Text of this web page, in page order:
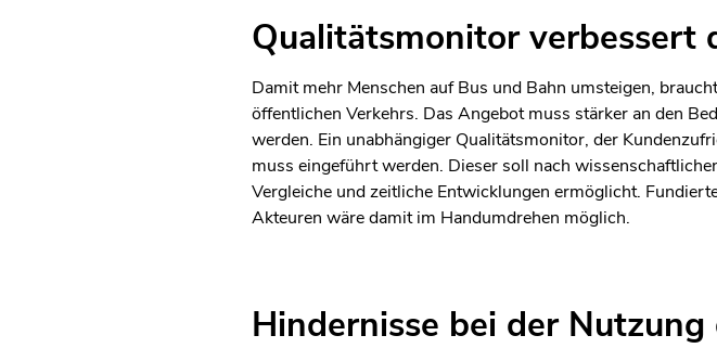
Qualitätsmonitor verbessert
Damit mehr Menschen auf Bus und Bahn umsteigen,
öffentlichen Verkehrs. Das Angebot muss stärker an den
werden. Ein unabhängiger Qualitätsmonitor, der
muss eingeführt werden. Dieser soll nach
Vergleiche und zeitliche Entwicklungen ermöglicht.
Akteuren wäre damit im Handumdrehen möglich.
Hindernisse bei der Nutzung